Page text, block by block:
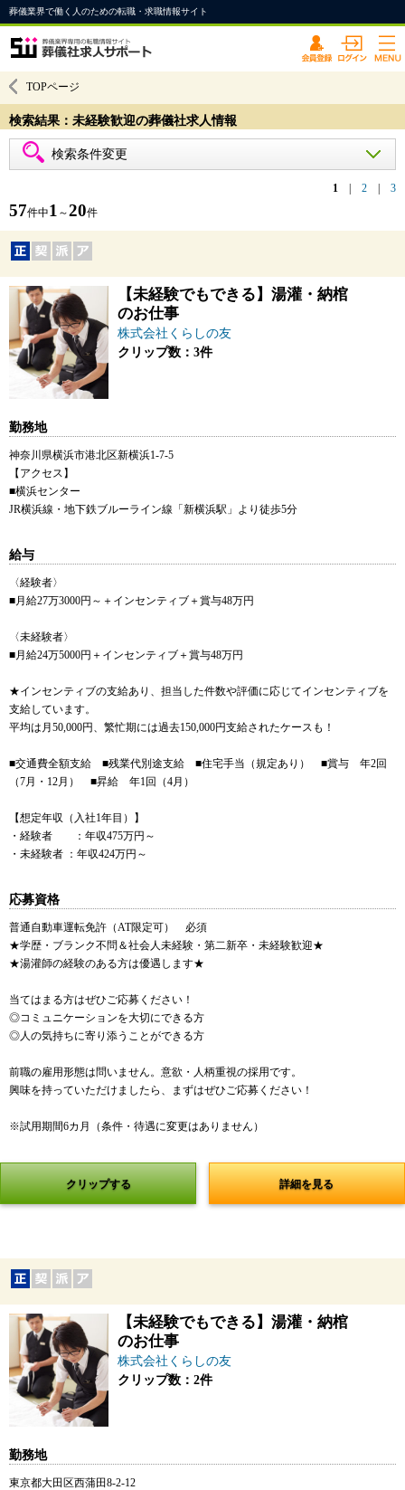
葬儀業界で働く人のための転職・求職情報サイト
TOPページ
検索結果：未経験歓迎の葬儀社求人情報
検索条件変更
1 2 3
57件中1 ～20件
【未経験でもできる】湯灌・納棺
のお仕事
株式会社くらしの友
クリップ数：3件
勤務地
神奈川県横浜市港北区新横浜1-7-5
【アクセス】
■横浜センター
JR横浜線・地下鉄ブルーライン線「新横浜駅」より徒歩5分
給与
〈経験者〉
■月給27万3000円～＋インセンティブ＋賞与48万円
〈未経験者〉
■月給24万5000円＋インセンティブ＋賞与48万円
★インセンティブの支給あり、担当した件数や評価に応じてインセンティブを
支給しています。
平均は月50,000円、繁忙期には過去150,000円支給されたケースも！
■交通費全額支給 ■残業代別途支給 ■住宅手当（規定あり） ■賞与 年2回
（7月・12月） ■昇給 年1回（4月）
【想定年収（入社1年目）】
・経験者 ：年収475万円～
・未経験者 ：年収424万円～
応募資格
普通自動車運転免許（AT限定可） 必須
★学歴・ブランク不問＆社会人未経験・第二新卒・未経験歓迎★
★湯灌師の経験のある方は優遇します★
当てはまる方はぜひご応募ください！
◎コミュニケーションを大切にできる方
◎人の気持ちに寄り添うことができる方
前職の雇用形態は問いません。意欲・人柄重視の採用です。
興味を持っていただけましたら、まずはぜひご応募ください！
※試用期間6カ月（条件・待遇に変更はありません）
クリップする 詳細を見る
【未経験でもできる】湯灌・納棺
のお仕事
株式会社くらしの友
クリップ数：2件
勤務地
東京都大田区西蒲田8-2-12